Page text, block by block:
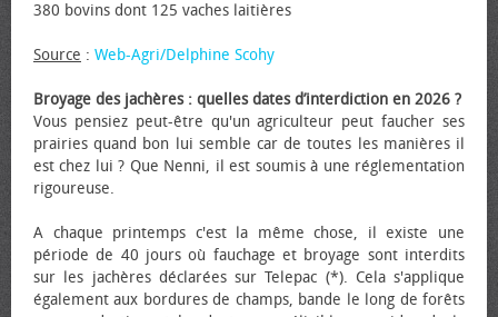
380 bovins dont 125 vaches laitières
Source : Web-Agri/Delphine Scohy
Broyage des jachères : quelles dates d’interdiction en 2026 ?
Vous pensiez peut-être qu'un agriculteur peut faucher ses
prairies quand bon lui semble car de toutes les manières il
est chez lui ? Que Nenni, il est soumis à une réglementation
rigoureuse.
A chaque printemps c'est la même chose, il existe une
période de 40 jours où fauchage et broyage sont interdits
sur les jachères déclarées sur Telepac (*). Cela s'applique
également aux bordures de champs, bande le long de forêts